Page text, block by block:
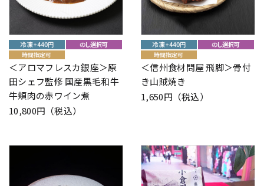
＜アロマフレスカ銀座＞原
田シェフ監修 国産黒毛和牛
牛頬肉の赤ワイン煮
10,800円（税込）
＜信州食材問屋 飛脚＞骨付
き山賊焼き
1,650円（税込）